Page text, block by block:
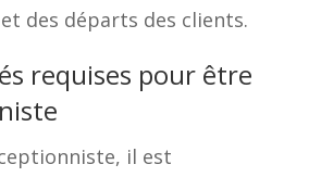
des départs des clients.
requises pour être
il est